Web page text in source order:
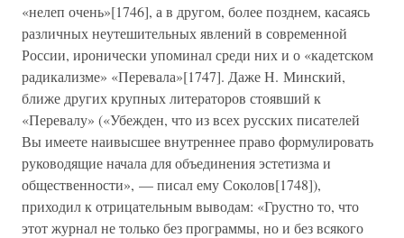
«нелеп очень»[1746], а в другом, более позднем, касаясь
различных неутешительных явлений в современной
России, иронически упоминал среди них и о «кадетском
радикализме» «Перевала»[1747]. Даже Н. Минский,
ближе других крупных литераторов стоявший к
«Перевалу» («Убежден, что из всех русских писателей
Вы имеете наивысшее внутреннее право формулировать
руководящие начала для объединения эстетизма и
общественности», — писал ему Соколов[1748]),
приходил к отрицательным выводам: «Грустно то, что
этот журнал не только без программы, но и без всякого